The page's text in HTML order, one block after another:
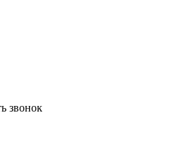
звонок